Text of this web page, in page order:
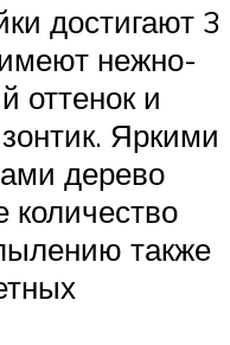
достигают 3
нежно-
оттенок и
Яркими
дерево
количество
также